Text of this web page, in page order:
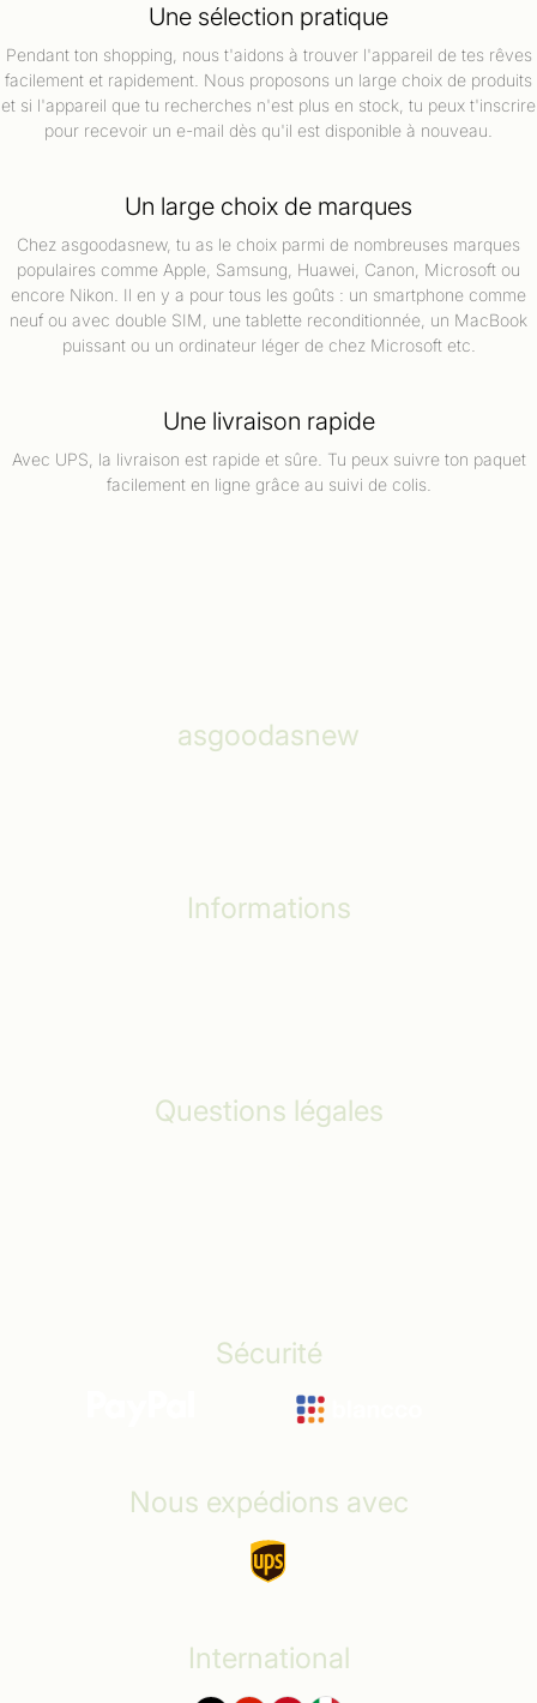
Une sélection pratique
Pendant ton shopping, nous t'aidons à trouver l'appareil de tes rêves
facilement et rapidement. Nous proposons un large choix de produits
et si l'appareil que tu recherches n'est plus en stock, tu peux t'inscrire
pour recevoir un e-mail dès qu'il est disponible à nouveau.
Un large choix de marques
Chez asgoodasnew, tu as le choix parmi de nombreuses marques
populaires comme Apple, Samsung, Huawei, Canon, Microsoft ou
encore Nikon. Il en y a pour tous les goûts : un smartphone comme
neuf ou avec double SIM, une tablette reconditionnée, un MacBook
puissant ou un ordinateur léger de chez Microsoft etc.
Une livraison rapide
Avec UPS, la livraison est rapide et sûre. Tu peux suivre ton paquet
facilement en ligne grâce au suivi de colis.
asgoodasnew
Informations
Questions légales
Sécurité
Nous expédions avec
International